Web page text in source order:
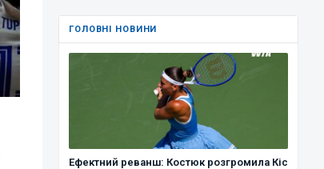
ГОЛОВНІ НОВИНИ
Ефектний реванш: Костюк розгромила Кіс